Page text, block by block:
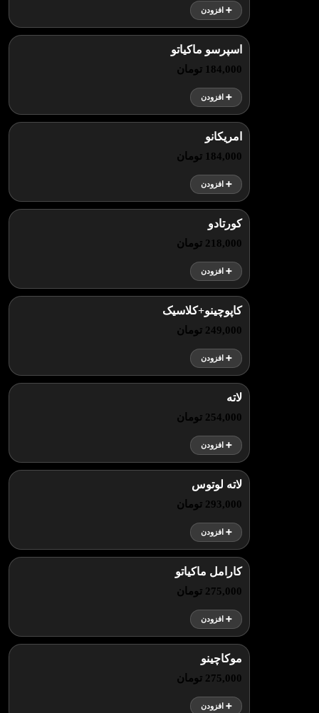
➕ افزودن
اسپرسو ماکیاتو
184,000 تومان
➕ افزودن
امریکانو
184,000 تومان
➕ افزودن
کورتادو
218,000 تومان
➕ افزودن
کاپوچینو+کلاسیک
249,000 تومان
➕ افزودن
لاته
254,000 تومان
➕ افزودن
لاته لوتوس
293,000 تومان
➕ افزودن
کارامل ماکیاتو
275,000 تومان
➕ افزودن
موکاچینو
275,000 تومان
➕ افزودن